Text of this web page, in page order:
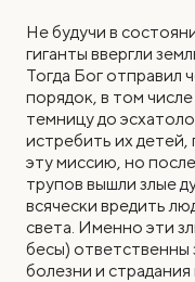
Не будучи в
гиганты ввергли
Тогда Бог отправил
порядок, в том
темницу до
истребить их детей,
эту миссию, но
трупов вышли злые
всячески вредить
света. Именно эти
бесы) ответственны
болезни и страдания